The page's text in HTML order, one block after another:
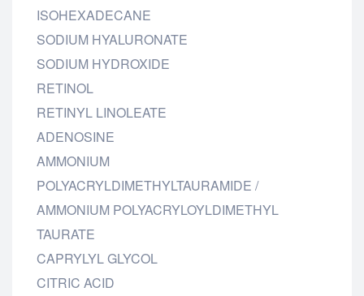
ISOHEXADECANE
SODIUM HYALURONATE
SODIUM HYDROXIDE
RETINOL
RETINYL LINOLEATE
ADENOSINE
AMMONIUM
POLYACRYLDIMETHYLTAURAMIDE /
AMMONIUM POLYACRYLOYLDIMETHYL
TAURATE
CAPRYLYL GLYCOL
CITRIC ACID